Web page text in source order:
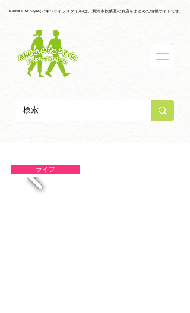
Akiha Life Style(アキハライフスタイル)は、新潟市秋葉区のお店をまとめた情報サイトです。
ライフ